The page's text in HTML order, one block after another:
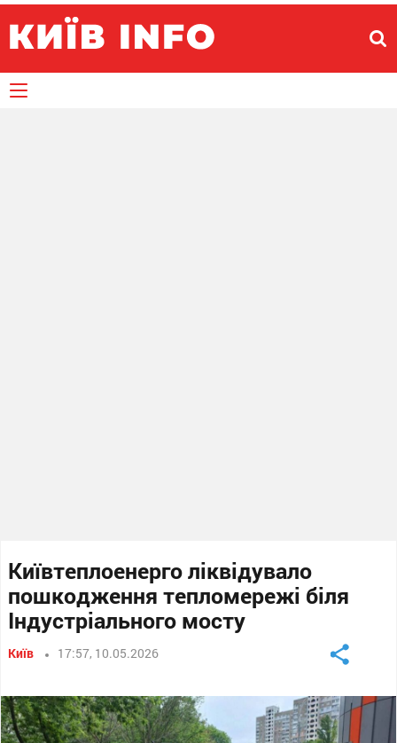
Київтеплоенерго ліквідувало
пошкодження тепломережі біля
Індустріального мосту
Київ 17:57, 10.05.2026